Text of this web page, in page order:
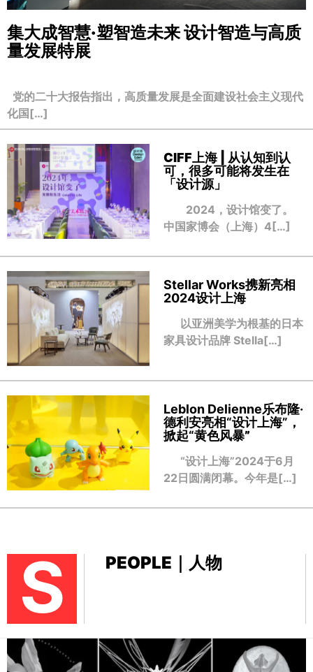
集大成智慧·塑智造未来设计智造与高质
量发展特展
党的二十大报告指出，高质量发展是全面建设社会主义现代
化国[…]
CIFF上海 | 从认知到认
可，很多可能将发生在
「设计源」
2024，设计馆变了。
中国家博会（上海）4[…]
Stellar Works携新亮相
2024设计上海
以亚洲美学为根基的日本
家具设计品牌 Stella[…]
Leblon Delienne乐布隆·
德利安亮相“设计上海”，
掀起“黄色风暴”
“设计上海”2024于6月
22日圆满闭幕。今年是[…]
S PEOPLE｜人物